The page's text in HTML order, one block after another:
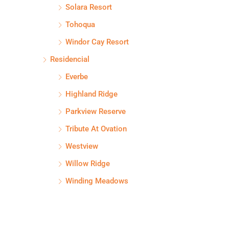
Solara Resort
Tohoqua
Windor Cay Resort
Residencial
Everbe
Highland Ridge
Parkview Reserve
Tribute At Ovation
Westview
Willow Ridge
Winding Meadows